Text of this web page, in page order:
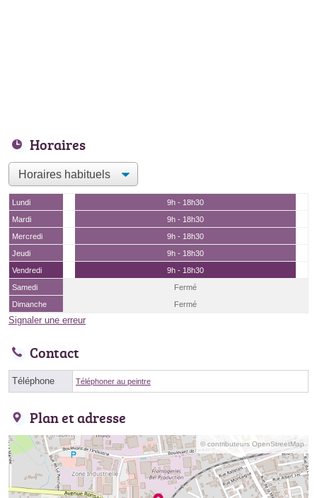
Horaires
Lundi
9h - 18h30
Mardi
9h - 18h30
Mercredi
9h - 18h30
Jeudi
9h - 18h30
Vendredi
9h - 18h30
Samedi
Fermé
Dimanche
Fermé
Signaler une erreur
Contact
Téléphone Téléphoner au peintre
Plan et adresse
© contributeurs OpenStreetMap